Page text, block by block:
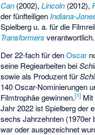
Can (2002),Lincoln (2012),
der fünfteiligen Indiana-
Spielberg u. a. für die
Transformers verantwortlich.
Der 22-fach für denOscar
seine Regiearbeiten bei
sowie als Produzent für
140 Oscar-Nominierungen
Filmtrophäe gewinnen.[1]
Jahr 2022 ist Spielberg der
sechs Jahrzehnten (1970er
war oder ausgezeichnet